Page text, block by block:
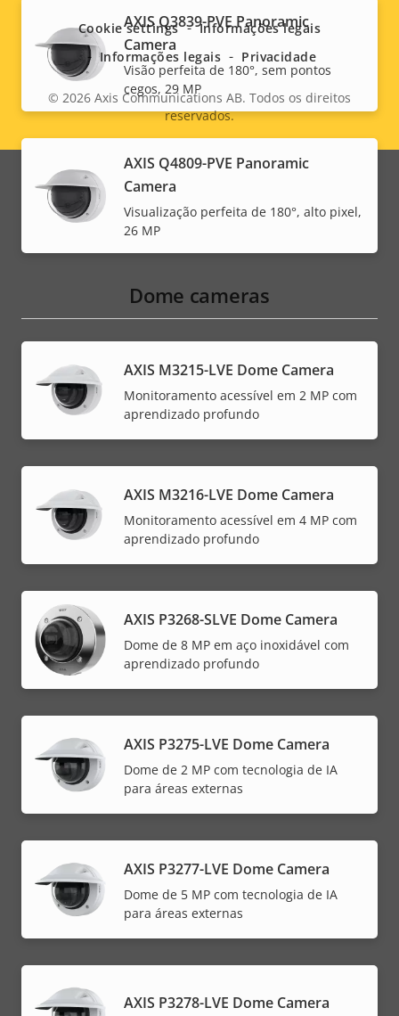
AXIS Q3839-PVE Panoramic
Camera
Visão perfeita de 180°, sem pontos
cegos, 29 MP
AXIS Q4809-PVE Panoramic
Camera
Visualização perfeita de 180°, alto pixel,
26 MP
Dome cameras
AXIS M3215-LVE Dome Camera
Monitoramento acessível em 2 MP com
aprendizado profundo
AXIS M3216-LVE Dome Camera
Monitoramento acessível em 4 MP com
aprendizado profundo
AXIS P3268-SLVE Dome Camera
Dome de 8 MP em aço inoxidável com
aprendizado profundo
AXIS P3275-LVE Dome Camera
Dome de 2 MP com tecnologia de IA
para áreas externas
AXIS P3277-LVE Dome Camera
Dome de 5 MP com tecnologia de IA
para áreas externas
AXIS P3278-LVE Dome Camera
menu
Legal
menu
© 2026 Axis Communications AB. Todos os direitos
reservados.
Cookie settings
Informações legais
Informações legais
Privacidade